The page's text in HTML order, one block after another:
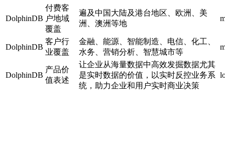
DolphinDB
付费客
户地域
覆盖
遍及中国大陆及港台地区、欧洲、美
洲、澳洲等地
DolphinDB
客户行
业覆盖
金融、能源、智能制造、电信、化工、
水务、营销分析、智慧城市等
DolphinDB
产品价
值表述
让企业从海量数据中高效发掘数据尤其
是实时数据的价值，以实时反控业务系
统，助力企业和用户实时商业决策